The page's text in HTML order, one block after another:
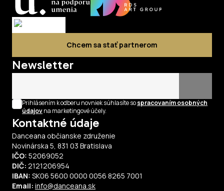
Chcem sa stať partnerom
Newsletter
Prihlásením k odberu novniek súhlasíte sospracovaním osobných
údajovna marketingové účely.
Kontaktné údaje
Danceana občianske združenie
Novinárska 5, 831 03 Bratislava
IČO: 52069052
DIČ: 2121206954
IBAN: SK06 5600 0000 0056 8265 7001
Email: info@danceana.sk